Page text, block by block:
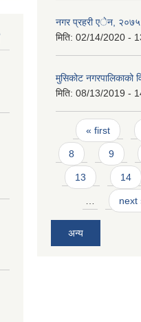
नगर प्रहरी एेन, २०७५
मिति: 02/14/2020 -
मुसिकोट नगरपालिकाको
मिति: 08/13/2019 -
Pages
« first
8 9
13 14
… next
अन्य